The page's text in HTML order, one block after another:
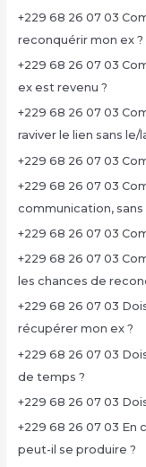
+229 68 26 07 03
reconquérir mon ex ?
+229 68 26 07 03
ex est revenu ?
+229 68 26 07 03
raviver le lien sans le/
+229 68 26 07 03
+229 68 26 07 03
communication,
+229 68 26 07 03
+229 68 26 07 03
les chances de
+229 68 26 07 03
récupérer mon ex ?
+229 68 26 07 03
de temps ?
+229 68 26 07 03
+229 68 26 07 03
peut-il se produire ?